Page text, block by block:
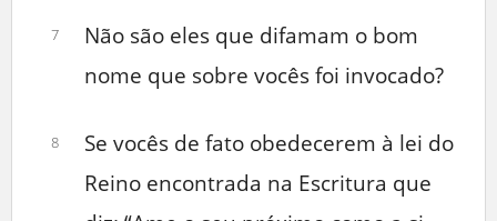
7
Não são eles que difamam o bom
nome que sobre vocês foi invocado?
8
Se vocês de fato obedecerem à lei do
Reino encontrada na Escritura que